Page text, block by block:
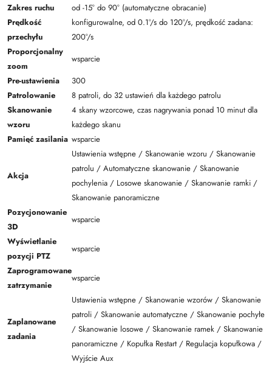
Zakres ruchu
od -15° do 90° (automatyczne obracanie)
Prędkość
przechyłu
konfigurowalne, od 0.1°/s do 120°/s, prędkość zadana:
200°/s
Proporcjonalny
zoom
wsparcie
Pre-ustawienia
300
Patrolowanie
8 patroli, do 32 ustawień dla każdego patrolu
Skanowanie
wzoru
4 skany wzorcowe, czas nagrywania ponad 10 minut dla
każdego skanu
Pamięć zasilania wsparcie
Akcja
Ustawienia wstępne / Skanowanie wzoru / Skanowanie
patrolu / Automatyczne skanowanie / Skanowanie
pochylenia / Losowe skanowanie / Skanowanie ramki /
Skanowanie panoramiczne
Pozycjonowanie
3D
wsparcie
Wyświetlanie
pozycji PTZ
wsparcie
Zaprogramowane
zatrzymanie
wsparcie
Zaplanowane
zadania
Ustawienia wstępne / Skanowanie wzorów / Skanowanie
patroli / Skanowanie automatyczne / Skanowanie pochyłe
/ Skanowanie losowe / Skanowanie ramek / Skanowanie
panoramiczne / Kopułka Restart / Regulacja kopułkowa /
Wyjście Aux